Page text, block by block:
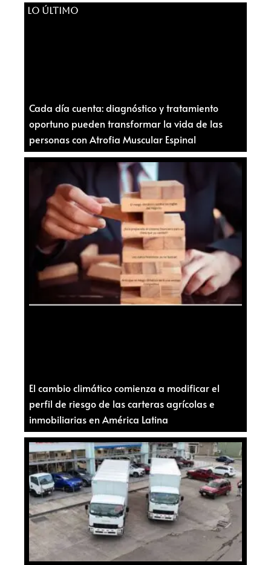
LO ÚLTIMO
Cada día cuenta: diagnóstico y tratamiento
oportuno pueden transformar la vida de las
personas con Atrofia Muscular Espinal
El cambio climático comienza a modificar el
perfil de riesgo de las carteras agrícolas e
inmobiliarias en América Latina